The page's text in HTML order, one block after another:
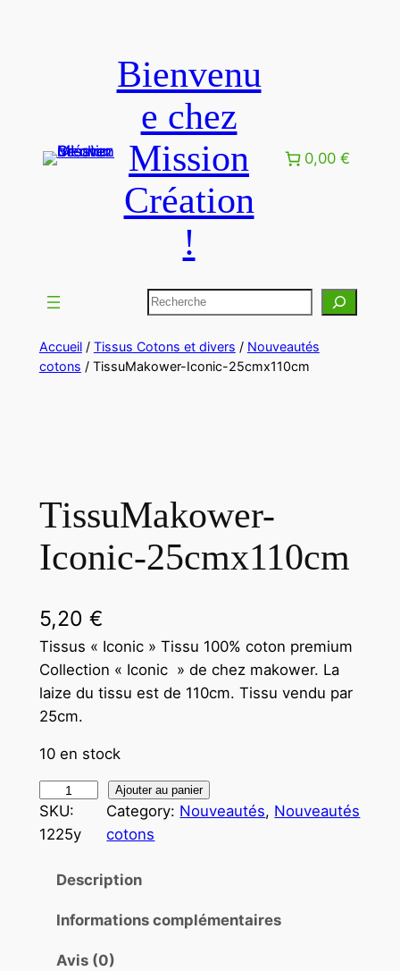
Bienvenu
e chez
Mission
Création
!
0,00 €
Accueil/ Tissus Cotons et divers / Nouveautés
cotons / TissuMakower-Iconic-25cmx110cm
TissuMakower-
Iconic-25cmx110cm
5,20 €
Tissus « Iconic » Tissu 100% coton premium
Collection « Iconic » de chez makower. La
laize du tissu est de 110cm. Tissu vendu par
25cm.
10 en stock
Ajouter au panier
SKU:
1225y
Category: Nouveautés, Nouveautés
cotons
Description
Informations complémentaires
Avis (0)